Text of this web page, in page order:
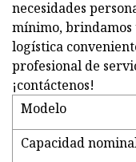
necesidades
mínimo, brindamos
logística
profesional de
¡contáctenos!
Modelo
Capacidad